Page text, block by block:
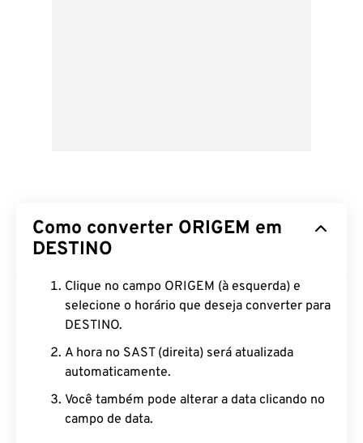
Como converter ORIGEM em
DESTINO
Clique no campo ORIGEM (à esquerda) e
selecione o horário que deseja converter para
DESTINO.
A hora no SAST (direita) será atualizada
automaticamente.
Você também pode alterar a data clicando no
campo de data.